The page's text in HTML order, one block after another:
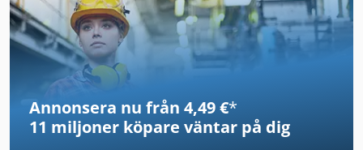
Arbetsområde: Trådtjocklek: 0,5 - 4,0 mm Bandbredd: upp
till 60 mm Djdex Tuzcspfx Akweck Matningslängd: upp till
270 mm Kapacitet: upp till 350 cykler/min
Annonsera nu från 4,49 €*
11 miljoner köpare väntar på dig